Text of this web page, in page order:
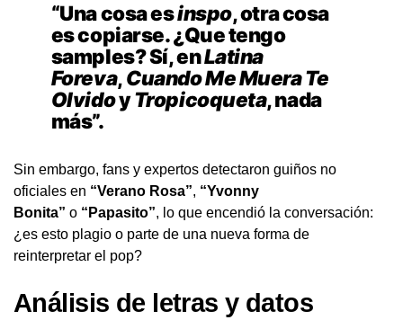
“Una cosa esinspo, otra cosa
es copiarse. ¿Que tengo
samples? Sí, enLatina
Foreva,Cuando Me Muera Te
OlvidoyTropicoqueta, nada
más”.
Sin embargo, fans y expertos detectaron guiños no
oficiales en “Verano Rosa”, “Yvonny
Bonita” o “Papasito”, lo que encendió la conversación:
¿es esto plagio o parte de una nueva forma de
reinterpretar el pop?
Análisis de letras y datos